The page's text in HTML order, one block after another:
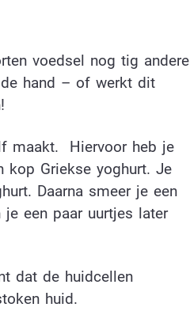
voedsel nog tig andere
hand – of werkt dit
maakt. Hiervoor heb je
kop Griekse yoghurt. Je
Daarna smeer je een
een paar uurtjes later
dat de huidcellen
huid.